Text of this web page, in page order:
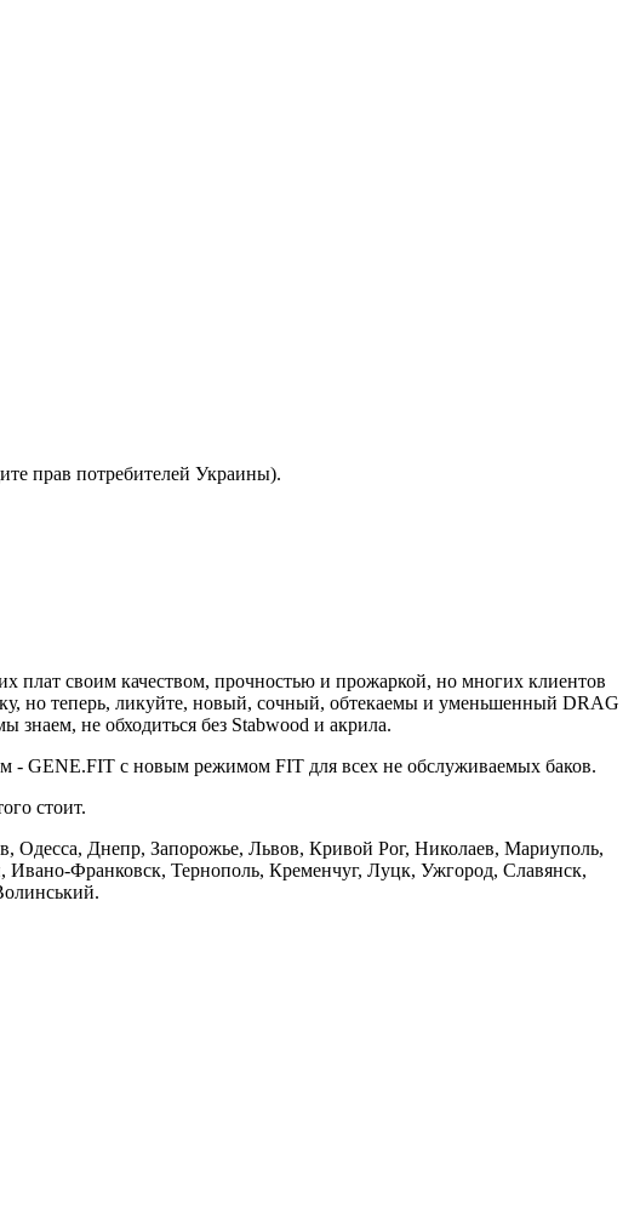
прав потребителей Украины).
плат своим качеством, прочностью и прожаркой, но многих клиентов
но теперь, ликуйте, новый, сочный, обтекаемы и уменьшенный DRAG
не обходиться без Stabwood и акрила.
- GENE.FIT с новым режимом FIT для всех не обслуживаемых баков.
стоит.
Одесса, Днепр, Запорожье, Львов, Кривой Рог, Николаев, Мариуполь,
Франковск, Тернополь, Кременчуг, Луцк, Ужгород, Славянск,